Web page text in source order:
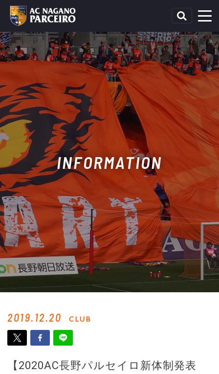
INFORMATION
2019.12.20 CLUB
【2020AC長野パルセイロ新体制発表